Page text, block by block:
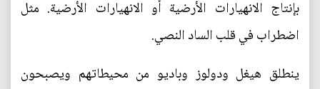
بإنتاج الانهيارات الأرضية أو الانهيارات الأرضية. مثل
اضطراب في قلب الساد النصي.
ينطلق هيغل ودولوز وباديو من محيطاتهم ويصبحون